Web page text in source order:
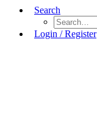
Search
Login / Register